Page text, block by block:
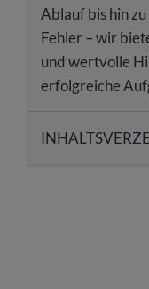
Ablauf bis hin
Fehler – wir
und wertvolle
erfolgreiche